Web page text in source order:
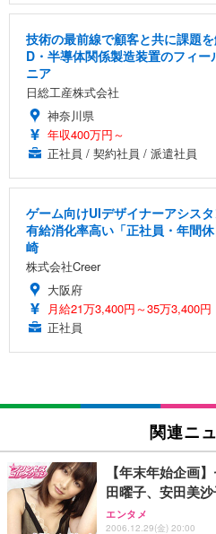
技術の最前線で顧客と共に課題
D・半導体関係製造装置のフィ
ニア
日総工産株式会社
神奈川県
年収400万円～
正社員 / 契約社員 / 派遣社員
ゲーム向けUIデザイナーアシス
有給消化率高い「正社員・年間
崎
株式会社Creer
大阪府
月給21万3,400円～35万3,400円
正社員
関連ニ
【年末年始企画
田曜子、安田美
エンタメ
2006.12.29(金) 20:00